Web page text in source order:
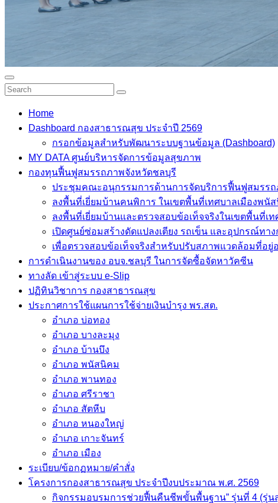
Home
Dashboard กองสาธารณสุข ประจำปี 2569
กรอกข้อมูลสำหรับพัฒนาระบบฐานข้อมูล (Dashboard)
MY DATA ศูนย์บริหารจัดการข้อมูลสุขภาพ
กองทุนฟื้นฟูสมรรถภาพจังหวัดชลบุรี
ประชุมคณะอนุกรรมการด้านการจัดบริการฟื้นฟูสมรรถ
ลงพื้นที่เยี่ยมบ้านคนพิการ ในเขตพื้นที่เทศบาลเมืองพนั
ลงพื้นที่เยี่ยมบ้านและตรวจสอบข้อเท็จจริงในเขตพื้นที่เ
เปิดศูนย์ซ่อมสร้างดัดแปลงเตียง รถเข็น และอุปกรณ์ทา
เพื่อตรวจสอบข้อเท็จจริงสำหรับปรับสภาพแวดล้อมที่อยู่
การดำเนินงานของ อบจ.ชลบุรี ในการจัดซื้อจัดหาวัคซีน
ทางลัด เข้าสู่ระบบ e-Slip
ปฏิทินวิชาการ กองสาธารณสุข
ประกาศการใช้แผนการใช้จ่ายเงินบำรุง พร.สต.
อำเภอ บ่อทอง
อำเภอ บางละมุง
อำเภอ บ้านบึง
อำเภอ พนัสนิคม
อำเภอ พานทอง
อำเภอ ศรีราชา
อำเภอ สัตหีบ
อำเภอ หนองใหญ่
อำเภอ เกาะจันทร์
อำเภอ เมือง
ระเบียบ/ข้อกฏหมาย/คำสั่ง
โครงการกองสาธารณสุข ประจำปีงบประมาณ พ.ศ. 2569
กิจกรรมอบรมการช่วยฟื้นคืนชีพขั้นพื้นฐาน” รุ่นที่ 4 (รุ่น